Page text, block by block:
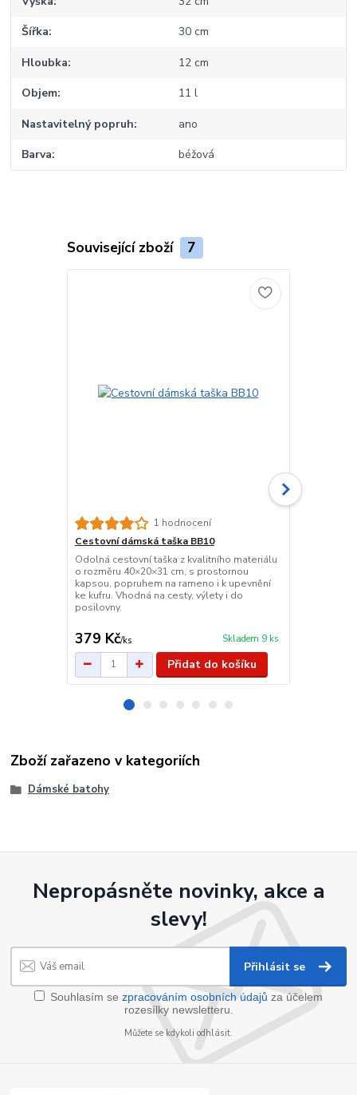
Šířka 30 cm
Hloubka 12 cm
Objem 11 l
Nastavitelný popruh ano
Barva béžová
Související zboží 7
1 hodnocení
Cestovní dámská taška BB10
Odolná cestovní taška z kvalitního materiálu
o rozměru 40×20×31 cm, s prostornou
kapsou, popruhem na rameno i k upevnění
ke kufru. Vhodná na cesty, výlety i do
posilovny.
379 Kč/ks Skladem 9 ks
Přidat do košíku
Zboží zařazeno v kategoriích
Dámské batohy
Nepropásněte novinky, akce a
slevy!
Přihlásit se
Souhlasím se zpracováním osobních údajů za účelem
rozesílky newsletteru.
Můžete se kdykoli odhlásit.